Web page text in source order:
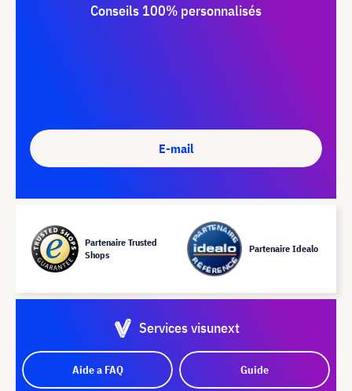
Conseils 100% personnalisés
E-mail
Partenaire Trusted
Shops
Partenaire Idealo
Services visunext
Aide a FAQ Guide